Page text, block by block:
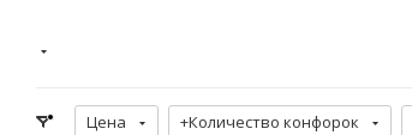
Цена +Количество конфорок